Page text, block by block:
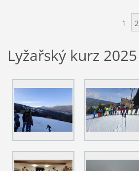
1 2
Lyžařský kurz 2025